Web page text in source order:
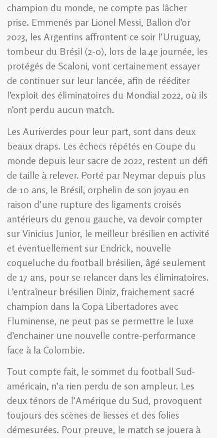
champion du monde, ne compte pas lâcher
prise. Emmenés par Lionel Messi, Ballon d’or
2023, les Argentins affrontent ce soir l’Uruguay,
tombeur du Brésil (2-0), lors de la 4e journée, les
protégés de Scaloni, vont certainement essayer
de continuer sur leur lancée, afin de rééditer
l’exploit des éliminatoires du Mondial 2022, où ils
n’ont perdu aucun match.
Les Auriverdes pour leur part, sont dans deux
beaux draps. Les échecs répétés en Coupe du
monde depuis leur sacre de 2022, restent un défi
de taille à relever. Porté par Neymar depuis plus
de 10 ans, le Brésil, orphelin de son joyau en
raison d’une rupture des ligaments croisés
antérieurs du genou gauche, va devoir compter
sur Vinicius Junior, le meilleur brésilien en activité
et éventuellement sur Endrick, nouvelle
coqueluche du football brésilien, âgé seulement
de 17 ans, pour se relancer dans les éliminatoires.
L’entraîneur brésilien Diniz, fraichement sacré
champion dans la Copa Libertadores avec
Fluminense, ne peut pas se permettre le luxe
d’enchainer une nouvelle contre-performance
face à la Colombie.
Tout compte fait, le sommet du football Sud-
américain, n’a rien perdu de son ampleur. Les
deux ténors de l’Amérique du Sud, provoquent
toujours des scènes de liesses et des folies
démesurées. Pour preuve, le match se jouera à